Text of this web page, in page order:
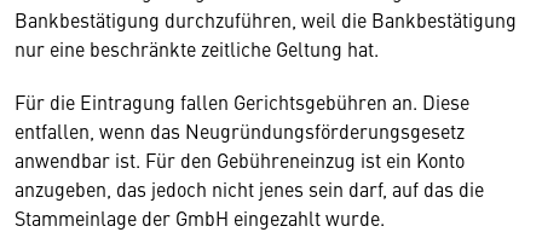
Bankbestätigung durchzuführen, weil die Bankbestätigung
nur eine beschränkte zeitliche Geltung hat.
Für die Eintragung fallen Gerichtsgebühren an. Diese
entfallen, wenn das Neugründungsförderungsgesetz
anwendbar ist. Für den Gebühreneinzug ist ein Konto
anzugeben, das jedoch nicht jenes sein darf, auf das die
Stammeinlage der GmbH eingezahlt wurde.